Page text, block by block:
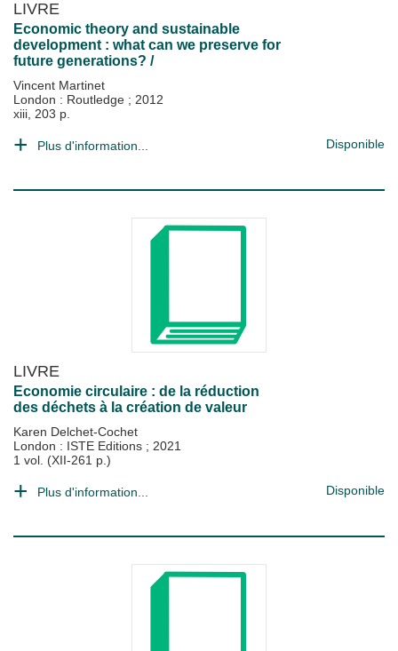
LIVRE
Economic theory and sustainable
development : what can we preserve for
future generations? /
Vincent Martinet
London : Routledge ; 2012
xiii, 203 p.
Plus d'information... Disponible
LIVRE
Economie circulaire : de la réduction
des déchets à la création de valeur
Karen Delchet-Cochet
London : ISTE Editions ; 2021
1 vol. (XII-261 p.)
Plus d'information... Disponible